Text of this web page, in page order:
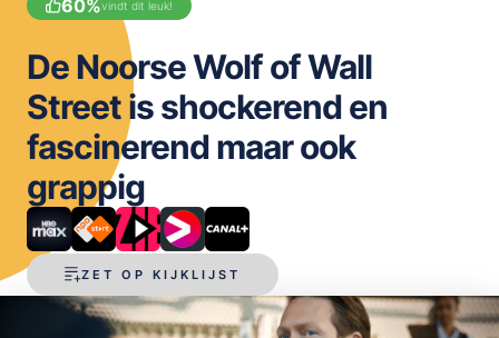
60%vindt dit leuk!
ZET OP KIJKLIJST
De Noorse Wolf of Wall
Street is shockerend en
fascinerend maar ook
grappig